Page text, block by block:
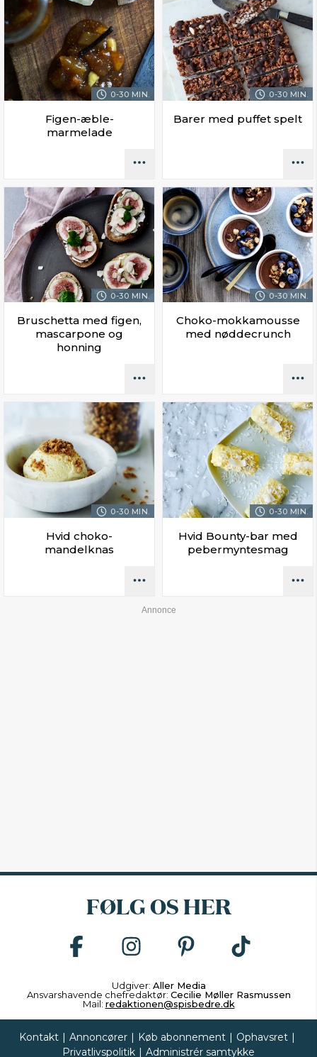
0-30 MIN.
Figen-æble-
marmelade
0-30 MIN.
Barer med puffet spelt
0-30 MIN.
Bruschetta med figen,
mascarpone og
honning
0-30 MIN.
Choko-mokkamousse
med nøddecrunch
0-30 MIN.
Hvid choko-
mandelknas
0-30 MIN.
Hvid Bounty-bar med
pebermyntesmag
FØLG OS HER
Udgiver: Aller Media
Ansvarshavende chefredaktør: Cecilie Møller Rasmussen
Mail: redaktionen@spisbedre.dk
Kontakt | Annoncører | Køb abonnement | Ophavsret |
Privatlivspolitik | Administrér samtykke